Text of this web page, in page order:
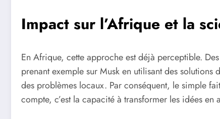
Impact sur l’Afrique et la
En Afrique, cette approche est déjà perceptible.
prenant exemple sur Musk en utilisant des
des problèmes locaux. Par conséquent, le simple
compte, c’est la capacité à transformer les idées en